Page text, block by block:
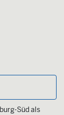
Süd als